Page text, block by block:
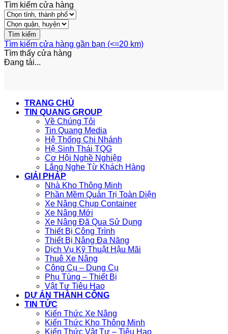
Tìm kiếm cửa hàng
Tìm kiếm cửa hàng gần bạn (<=20 km)
Tìm thấy cửa hàng
Đang tải...
TRANG CHỦ
TIN QUANG GROUP
Về Chúng Tôi
Tin Quang Media
Hệ Thống Chi Nhánh
Hệ Sinh Thái TQG
Cơ Hội Nghề Nghiệp
Lắng Nghe Từ Khách Hàng
GIẢI PHÁP
Nhà Kho Thông Minh
Phần Mềm Quản Trị Toàn Diện
Xe Nâng Chụp Container
Xe Nâng Mới
Xe Nâng Đã Qua Sử Dụng
Thiết Bị Công Trình
Thiết Bị Nâng Đa Năng
Dịch Vụ Kỹ Thuật Hậu Mãi
Thuê Xe Nâng
Công Cụ – Dụng Cụ
Phụ Tùng – Thiết Bị
Vật Tư Tiêu Hao
DỰ ÁN THÀNH CÔNG
TIN TỨC
Kiến Thức Xe Nâng
Kiến Thức Kho Thông Minh
Kiến Thức Vật Tư – Tiêu Hao